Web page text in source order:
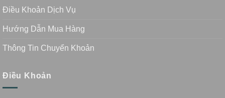
Điều Khoản Dịch Vụ
Hướng Dẫn Mua Hàng
Thông Tin Chuyển Khoản
Điều Khoản